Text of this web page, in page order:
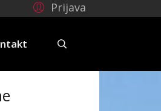
Prijava